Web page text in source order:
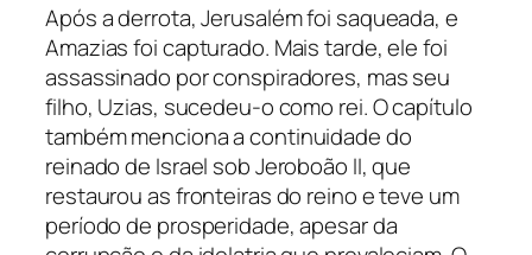
Após a derrota, Jerusalém foi saqueada, e
Amazias foi capturado. Mais tarde, ele foi
assassinado por conspiradores, mas seu
filho, Uzias, sucedeu-o como rei. O capítulo
também menciona a continuidade do
reinado de Israel sob Jeroboão II, que
restaurou as fronteiras do reino e teve um
período de prosperidade, apesar da